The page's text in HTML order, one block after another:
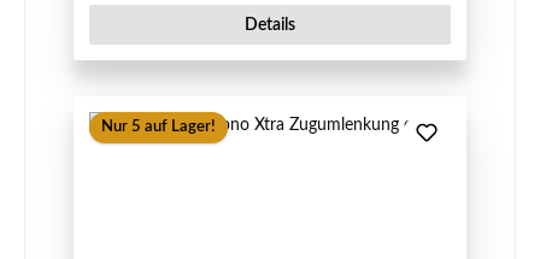
Details
Nur 5 auf Lager!